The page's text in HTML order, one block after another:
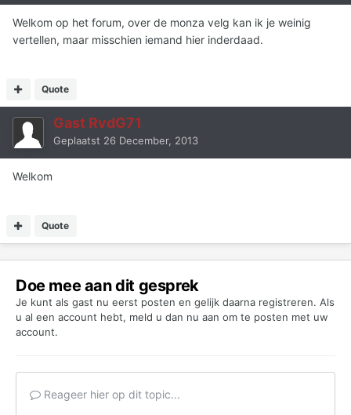
Welkom op het forum, over de monza velg kan ik je weinig
vertellen, maar misschien iemand hier inderdaad.
Quote
Gast RvdG71
Geplaatst 26 December, 2013
Welkom
Quote
Doe mee aan dit gesprek
Je kunt als gast nu eerst posten en gelijk daarna registreren. Als
u al een account hebt, meld u dan nu aan om te posten met uw
account.
Reageer hier op dit topic...